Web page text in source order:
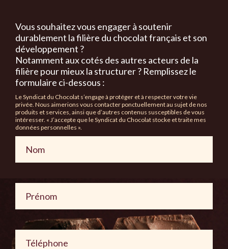
Vous souhaitez vous engager à soutenir
durablement la filière du chocolat français et son
développement ?
Notamment aux cotés des autres acteurs de la
filière pour mieux la structurer ? Remplissez le
formulaire ci-dessous :
Le Syndicat du Chocolat s’engage à protéger et à respecter votre vie
privée. Nous aimerions vous contacter ponctuellement au sujet de nos
produits et services, ainsi que d’autres contenus susceptibles de vous
intéresser. « J’accepte que le Syndicat du Chocolat stocke et traite mes
données personnelles ».